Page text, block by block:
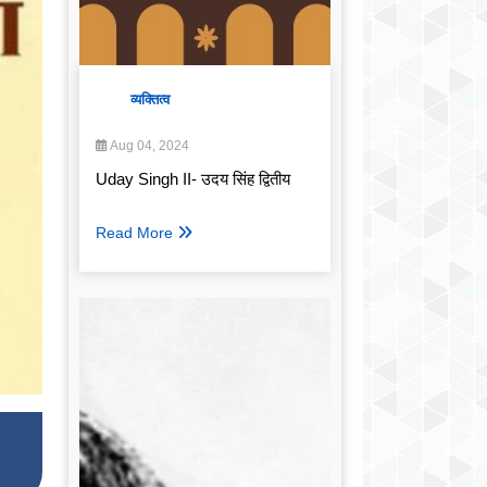
व्यक्तित्व
Aug 04, 2024
Uday Singh II- उदय सिंह द्वितीय
Read More